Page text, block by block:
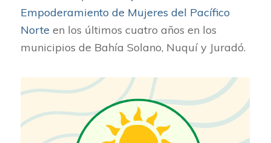
Empoderamiento de Mujeres del Pacífico
Norte en los últimos cuatro años en los
municipios de Bahía Solano, Nuquí y Juradó.